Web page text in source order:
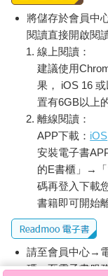
將儲存於會員中
閱讀直接開啟閱讀
線上閱讀：
建議使用
果， iOS 16
置有6GB以上
離線閱讀：
APP下載： iOS
安裝電子書
的E書櫃」→「
碼再登入下載
書籍即可開始
請至會員中心→
碼』至電子書服